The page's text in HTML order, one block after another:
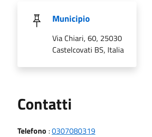
Municipio
Via Chiari, 60, 25030
Castelcovati BS, Italia
Contatti
Telefono :0307080319